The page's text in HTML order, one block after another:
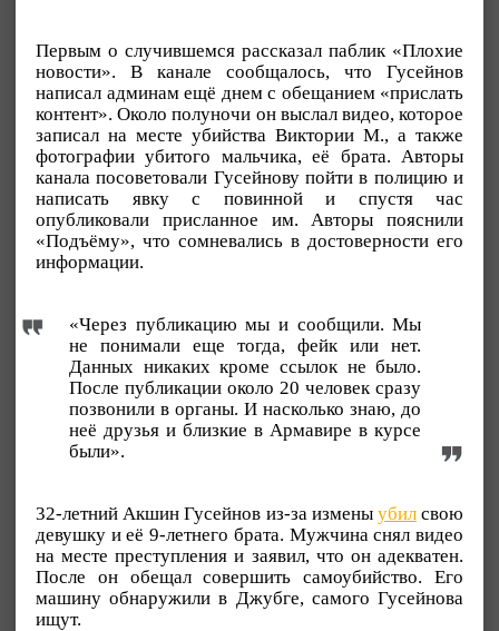
Первым о случившемся рассказал паблик «Плохие
новости». В канале сообщалось, что Гусейнов
написал админам ещё днем с обещанием «прислать
контент». Около полуночи он выслал видео, которое
записал на месте убийства Виктории М., а также
фотографии убитого мальчика, её брата. Авторы
канала посоветовали Гусейнову пойти в полицию и
написать явку с повинной и спустя час
опубликовали присланное им. Авторы пояснили
«Подъёму», что сомневались в достоверности его
информации.
«Через публикацию мы и сообщили. Мы
не понимали еще тогда, фейк или нет.
Данных никаких кроме ссылок не было.
После публикации около 20 человек сразу
позвонили в органы. И насколько знаю, до
неё друзья и близкие в Армавире в курсе
были».
32-летний Акшин Гусейнов из-за измены убилсвою
девушку и её 9-летнего брата. Мужчина снял видео
на месте преступления и заявил, что он адекватен.
После он обещал совершить самоубийство. Его
машину обнаружили в Джубге, самого Гусейнова
ищут.